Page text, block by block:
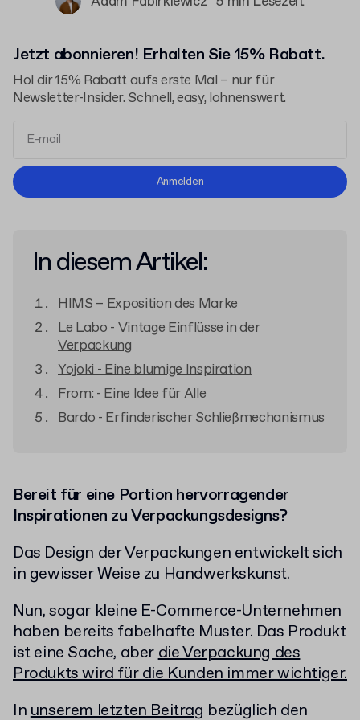
Jetzt abonnieren! Erhalten Sie 15% Rabatt.
Hol dir 15% Rabatt aufs erste Mal – nur für
Newsletter-Insider. Schnell, easy, lohnenswert.
Allgemeinen Geschäftsbedingungen
Anmelden
In diesem Artikel:
HIMS – Exposition des Marke
Le Labo - Vintage Einflüsse in der
Verpackung
Yojoki - Eine blumige Inspiration
From: - Eine Idee für Alle
Bardo - Erfinderischer Schließmechanismus
Bereit für eine Portion hervorragender
Inspirationen zu Verpackungsdesigns?
Das Design der Verpackungen entwickelt sich
in gewisser Weise zu Handwerkskunst.
Nun, sogar kleine E-Commerce-Unternehmen
haben bereits fabelhafte Muster. Das Produkt
ist eine Sache, aberdie Verpackung des
Produkts wird für die Kunden immer wichtiger.
Inunserem letzten Beitrag bezüglich den